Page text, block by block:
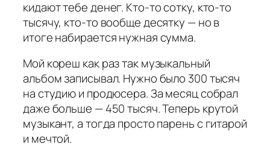
кидают тебе денег. Кто-то сотку, кто-то
тысячу, кто-то вообще десятку — но в
итоге набирается нужная сумма.
Мой кореш как раз так музыкальный
альбом записывал. Нужно было 300 тысяч
на студию и продюсера. За месяц собрал
даже больше — 450 тысяч. Теперь крутой
музыкант, а тогда просто парень с гитарой
и мечтой.